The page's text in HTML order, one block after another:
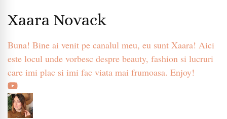
Xaara Novack
Buna! Bine ai venit pe canalul meu, eu sunt Xaara! Aici
este locul unde vorbesc despre beauty, fashion si lucruri
care imi plac si imi fac viata mai frumoasa. Enjoy!